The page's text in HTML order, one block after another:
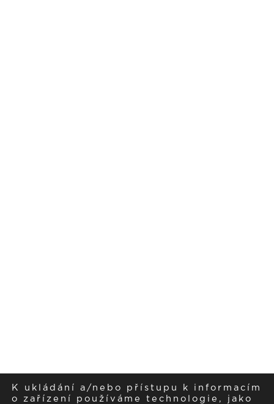
K ukládání a/nebo přístupu k informacím
o zařízení používáme technologie, jako